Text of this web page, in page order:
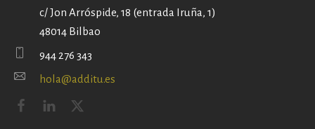
c/ Jon Arróspide, 18 (entrada Iruña, 1)
48014 Bilbao
944 276 343
hola@additu.es